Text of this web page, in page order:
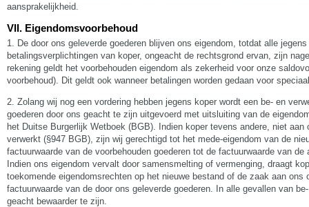
aansprakelijkheid.
VII. Eigendomsvoorbehoud
1. De door ons geleverde goederen blijven ons eigendom, totdat alle
betalingsverplichtingen van koper, ongeacht de rechtsgrond ervan, zijn
rekening geldt het voorbehouden eigendom als zekerheid voor onze
voorbehoud). Dit geldt ook wanneer betalingen worden gedaan voor
2. Zolang wij nog een vordering hebben jegens koper wordt een be- en
goederen door ons geacht te zijn uitgevoerd met uitsluiting van de
het Duitse Burgerlijk Wetboek (BGB). Indien koper tevens andere, niet aan
verwerkt (§947 BGB), zijn wij gerechtigd tot het mede-eigendom van de
factuurwaarde van de voorbehouden goederen tot de factuurwaarde van de
Indien ons eigendom vervalt door samensmelting of vermenging, draagt
toekomende eigendomsrechten op het nieuwe bestand of de zaak aan ons
factuurwaarde van de door ons geleverde goederen. In alle gevallen van
geacht bewaarder te zijn.